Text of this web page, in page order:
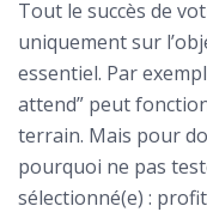
Tout le succès de
uniquement sur
essentiel. Par
attend” peut
terrain. Mais pour
pourquoi ne pas
sélectionné(e) :